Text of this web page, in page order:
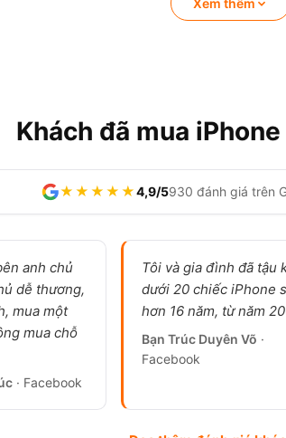
lướt, pin 100%, sạc chưa quá 100
Xem thêm
Khách đã mua
★★★★★4,9/5930 đánh giá trên
anh chủ
dễ thương,
mua một
mua chỗ
· Facebook
Tôi và gia đình đã tậu
dưới 20 chiếc iPhone
hơn 16 năm, từ năm
Bạn Trúc Duyên Võ ·
Facebook